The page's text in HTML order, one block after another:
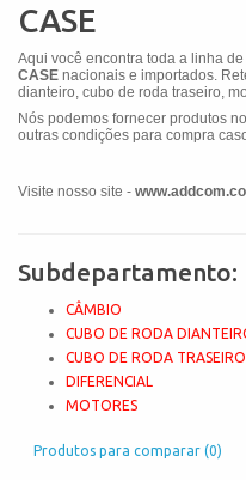
CASE
Aqui você encontra toda a linha de
CASE nacionais e importados.
dianteiro, cubo de roda traseiro,
Nós podemos fornecer produtos
outras condições para compra
Visite nosso site -
Subdepartamento:
CÂMBIO
CUBO DE RODA
CUBO DE RODA TRASEIRO
DIFERENCIAL
MOTORES
Produtos para comparar (0)